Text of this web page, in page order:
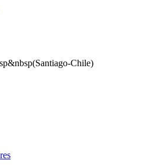
Chile)